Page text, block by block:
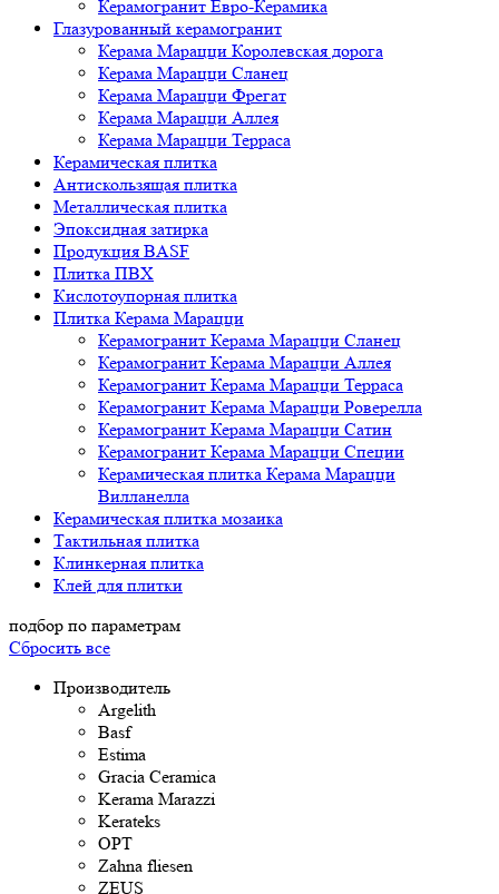
Керамогранит Евро-Керамика
Глазурованный керамогранит
Керама Марацци Королевская дорога
Керама Марацци Сланец
Керама Марацци Фрегат
Керама Марацци Аллея
Керама Марацци Терраса
Керамическая плитка
Антискользящая плитка
Металлическая плитка
Эпоксидная затирка
Продукция BASF
Плитка ПВХ
Кислотоупорная плитка
Плитка Керама Марацци
Керамогранит Керама Марацци Сланец
Керамогранит Керама Марацци Аллея
Керамогранит Керама Марацци Терраса
Керамогранит Керама Марацци Роверелла
Керамогранит Керама Марацци Сатин
Керамогранит Керама Марацци Специи
Керамическая плитка Керама Марацци
Вилланелла
Керамическая плитка мозаика
Тактильная плитка
Клинкерная плитка
Клей для плитки
подбор по параметрам
Сбросить все
Производитель
Argelith
Basf
Estima
Gracia Ceramica
Kerama Marazzi
Kerateks
OPT
Zahna fliesen
ZEUS